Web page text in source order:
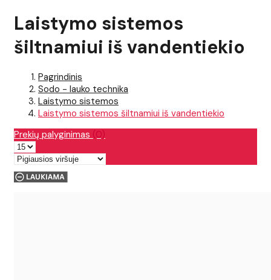
Laistymo sistemos
šiltnamiui iš vandentiekio
Pagrindinis
Sodo - lauko technika
Laistymo sistemos
Laistymo sistemos šiltnamiui iš vandentiekio
Prekių palyginimas (0)